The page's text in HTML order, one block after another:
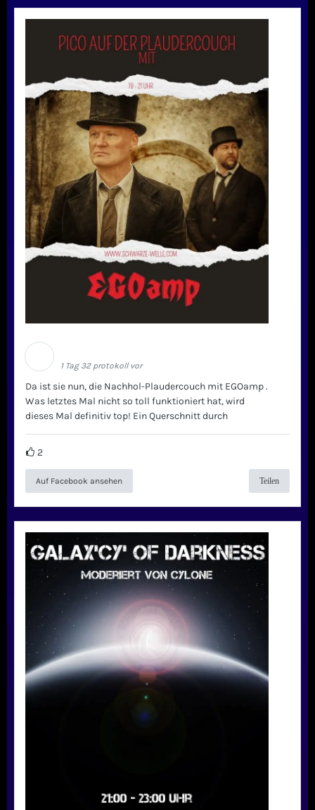
1 Tag 32 protokoll vor
Da ist sie nun, die Nachhol-Plaudercouch mit EGOamp .
Was letztes Mal nicht so toll funktioniert hat, wird
dieses Mal definitiv top! Ein Querschnitt durch
2
Auf Facebook ansehen Teilen